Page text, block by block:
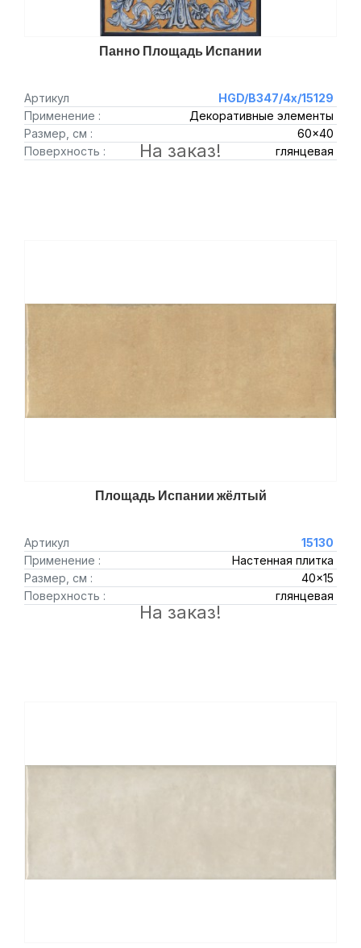
Панно Площадь Испании
Артикул
HGD/B347/4x/15129
Применение :
Декоративные элементы
Размер, см :
60x40
Поверхность :
глянцевая
На заказ!
Площадь Испании жёлтый
Артикул
15130
Применение :
Настенная плитка
Размер, см :
40x15
Поверхность :
глянцевая
На заказ!